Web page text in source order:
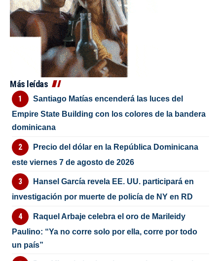
Más leídas
Santiago Matías encenderá las luces del
Empire State Building con los colores de la bandera
dominicana
Precio del dólar en la República Dominicana
este viernes 7 de agosto de 2026
Hansel García revela EE. UU. participará en
investigación por muerte de policía de NY en RD
Raquel Arbaje celebra el oro de Marileidy
Paulino: “Ya no corre solo por ella, corre por todo
un país”